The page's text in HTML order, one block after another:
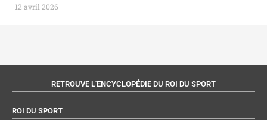
12 avril 2026
RETROUVE L'ENCYCLOPÉDIE DU ROI DU SPORT
ROI DU SPORT